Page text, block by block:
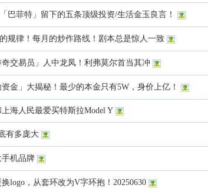
巴菲特」留下的五条顶级投资/生活金玉良言！
的规律！每月的炒作路线！剧本总是惊人一致
交易员」人中龙凤！利弗莫尔首当其冲
金」大揭秘！最少的本金只有5W，身价上亿！
海人民最爱买特斯拉Model Y
有多庞大
手机品牌
换logo，从套环改为V字环抱！20250630